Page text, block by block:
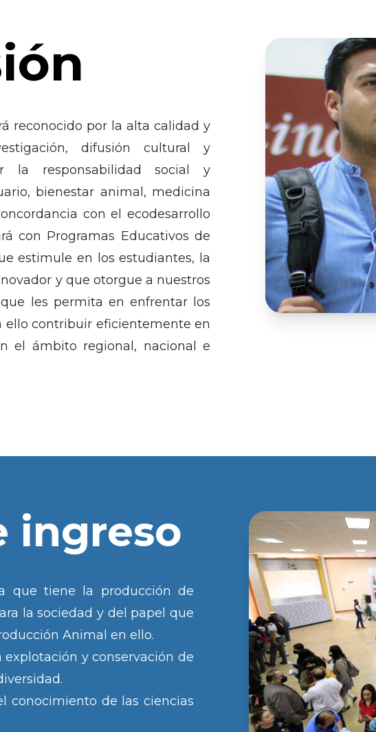
reconocido por la alta calidad y
difusión cultural y
la responsabilidad social y
bienestar animal, medicina
con el ecodesarrollo
con Programas Educativos de
estimule en los estudiantes, la
y que otorgue a nuestros
les permita en enfrentar los
ello contribuir eficientemente en
el ámbito regional, nacional e
ingreso
que tiene la producción de
la sociedad y del papel que
Animal en ello.
y conservación de
conocimiento de las ciencias